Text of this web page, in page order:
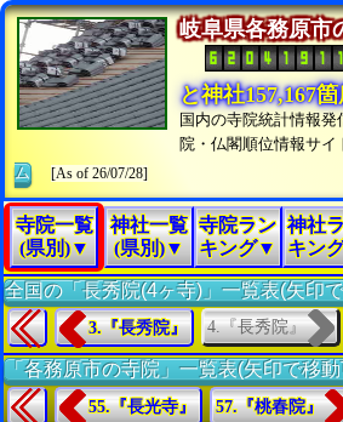
岐阜県各務原市
と神社157,167
国内の寺院統計情報
院・仏閣順位情報サ
ム
[As of 26/07/28]
寺院一覧
(県別)▼
神社一覧
(県別)▼
寺院ラン
キング▼
神社
キン
全国の「長秀院(4ヶ寺)」一覧表(矢印
3.『長秀院』 4.『長秀院』
「各務原市の寺院」一覧表(矢印で移
55.『長光寺』 57.『桃春院』